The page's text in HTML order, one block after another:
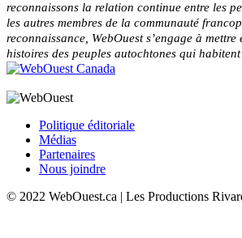
reconnaissons la relation continue entre les
les autres membres de la communauté
reconnaissance, WebOuest s’engage à mettre
histoires des peuples autochtones qui
Politique éditoriale
Médias
Partenaires
Nous joindre
© 2022 WebOuest.ca | Les Productions